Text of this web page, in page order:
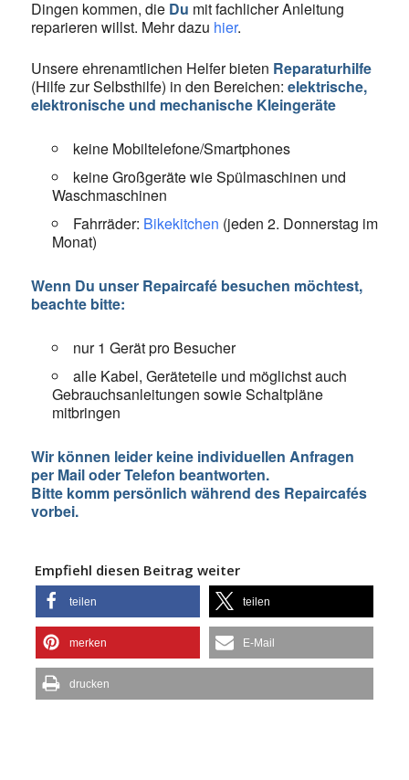
Dingen kommen, die Du mit fachlicher Anleitung
reparieren willst. Mehr dazu hier.
Unsere ehrenamtlichen Helfer bieten Reparaturhilfe
(Hilfe zur Selbsthilfe) in den Bereichen: elektrische,
elektronische und mechanische Kleingeräte
keine Mobiltelefone/Smartphones
keine Großgeräte wie Spülmaschinen und
Waschmaschinen
Fahrräder: Bikekitchen (jeden 2. Donnerstag im
Monat)
Wenn Du unser Repaircafé besuchen möchtest,
beachte bitte:
nur 1 Gerät pro Besucher
alle Kabel, Geräteteile und möglichst auch
Gebrauchsanleitungen sowie Schaltpläne
mitbringen
Wir können leider keine individuellen Anfragen
per Mail oder Telefon beantworten.
Bitte komm persönlich während des Repaircafés
vorbei.
Empfiehl diesen Beitrag weiter
teilen teilen
merken E-Mail
drucken